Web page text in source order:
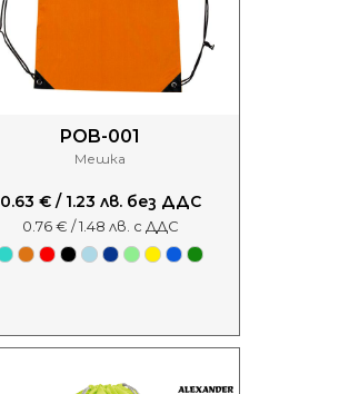
POB-001
Мешка
0.63 € / 1.23 лв. без ДДС
0.76 € / 1.48 лв. с ДДС